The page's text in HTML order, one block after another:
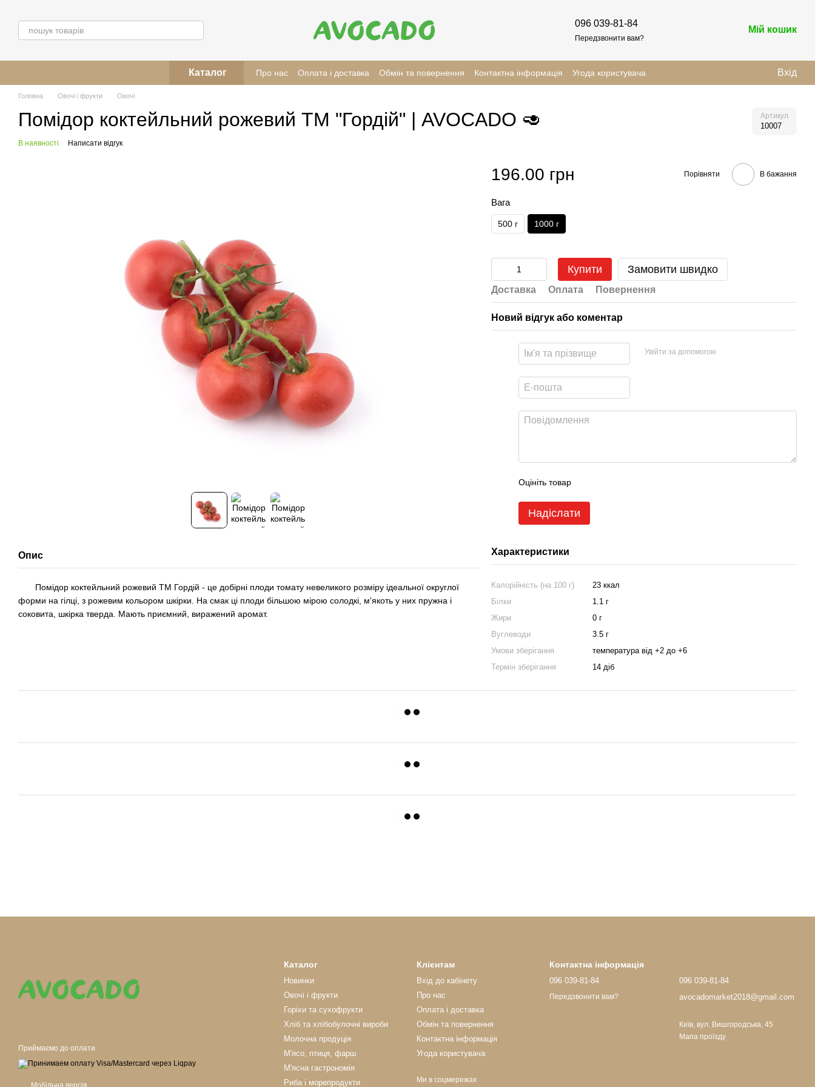
096 039-81-84
Передзвонити вам?
Мій кошик
Каталог Про нас Оплата і доставка Обмін та повернення Контактна інформація Угода користувача Вхід
Головна Овочі і фрукти Овочі
Помідор коктейльний рожевий ТМ "Гордій" | AVOCADO 🥑 Артикул
10007
В наявності Написати відгук
Опис
Помідор коктейльний рожевий ТМ Гордій - це добірні плоди томату невеликого розміру ідеальної округлої
форми на гілці, з рожевим кольором шкірки. На смак ці плоди більшою мірою солодкі, м'якоть у них пружна і
соковита, шкірка тверда. Мають приємний, виражений аромат.
196.00 грн Порівняти В бажання
Вага
500 г 1000 г
Купити Замовити швидко
Доставка Оплата Повернення
Новий відгук або коментар
Увійти за допомогою
Оцініть товар
Надіслати
Характеристики
Калорійність (на 100 г)
23 ккал
Білки
1.1 г
Жири
0 г
Вуглеводи
3.5 г
Умови зберігання
температура від +2 до +6
Термін зберігання
14 діб
Приймаємо до оплати
Мобільна версія
Каталог
Новинки
Овочі і фрукти
Горіхи та сухофрукти
Хліб та хлібобулочні вироби
Молочна продуція
М'ясо, птиця, фарш
М'ясна гастрономія
Риба і морепродукти
Клієнтам
Вхід до кабінету
Про нас
Оплата і доставка
Обмін та повернення
Контактна інформація
Угода користувача
Ми в соцмережах
Контактна інформація
096 039-81-84
Передзвонити вам?
096 039-81-84
avocadomarket2018@gmail.com
Київ, вул. Вишгородська, 45
Мапа проїзду